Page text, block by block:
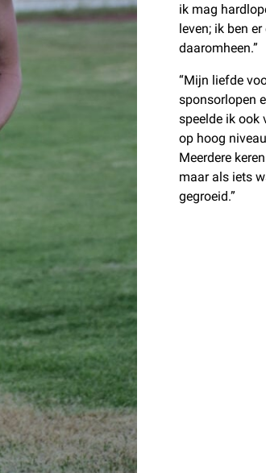
ik mag
leven; ik ben
daaromheen.”
“Mijn liefde
sponsorlopen
speelde ik ook
op hoog
Meerdere
maar als iets
gegroeid.”